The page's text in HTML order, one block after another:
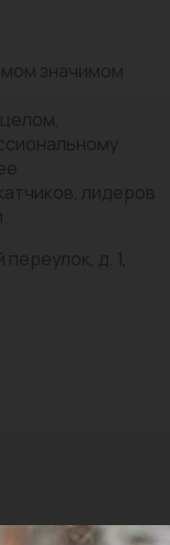
значимом
лидеров
д. 1,